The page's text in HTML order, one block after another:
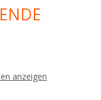
anzeigen